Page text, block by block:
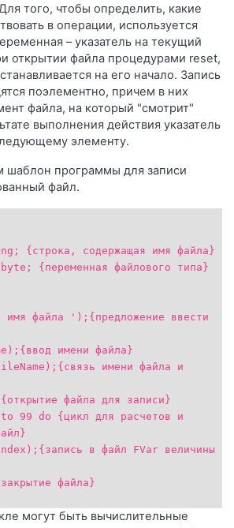
того, чтобы определить, какие
в операции, используется
– указатель на текущий
открытии файла процедурами reset,
на его начало. Запись
поэлементно, причем в них
файла, на который "смотрит"
выполнения действия указатель
элементу.
шаблон программы для записи
файл.
{строка, содержащая имя файла}
{переменная файлового типа}
файла ');{предложение ввести
имени файла}
имени файла и
файла для записи}
do {цикл для расчетов и
в файл FVar величины
файла}
могут быть вычислительные